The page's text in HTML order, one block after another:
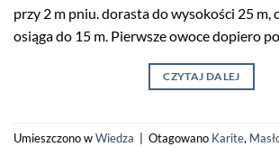
przy 2 m pniu. dorasta do wysokości 25 m,
osiąga do 15 m. Pierwsze owoce dopiero
CZYTAJ DALEJ
Umieszczono wWiedza Otagowano Karite,